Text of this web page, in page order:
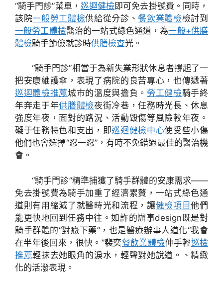
“騎手門診”菜單， 巡迴健檢即可免去掛號費。同時，
該院一般勞工體檢供給從分診、 餐飲業體檢檢討到
一般勞工體檢醫治的一站式綠色通道，為一般+供膳
體檢騎手節儉就診時供膳檢查光。
“騎手門診”相當于為新失業形狀休息者撐起了一
把安康維護傘，表現了病院的良苦專心，也傳遞著
巡迴體檢推薦城市的溫度與擔負。 勞工健檢騎手終
年奔走于年供膳體檢夜街冷巷，任務時光長、休息
強度年夜，面對的路況、活動毀傷等風險較年夜。
礙于任務特色和支出，即巡迴健檢中心使受些小傷
他們也會選擇“忍一忍”，有時不免錯過最佳的醫治機
會。
“騎手門診”精準捕獲了騎手群體的安康需求——
免去掛號費為騎手加重了經濟累贅，一站式綠色通
道則有用縮減了就醫時光和流程，讓健檢項目他們
能更快地回到任務中往。如許的辦事design既是對
騎手群體的“對癥下藥”，也是醫療辦事人道化“我會
在半年後回來，很快。”裴奕餐飲業體檢伸手輕巡檢
推薦輕抹去她眼角的淚水，輕聲對她說道。、精緻
化的活潑表現。